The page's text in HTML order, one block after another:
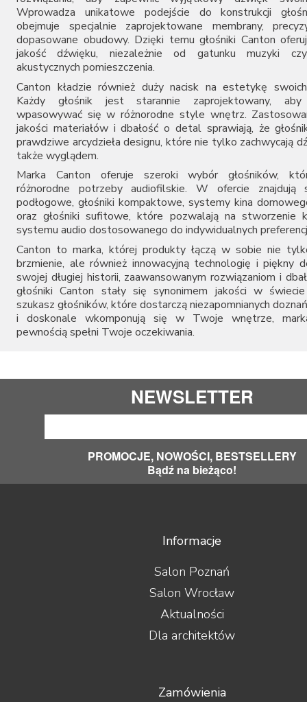
Wprowadza unikatowe podejście do konstrukcji
obejmuje specjalnie zaprojektowane membrany,
dopasowane obudowy. Dzięki temu głośniki Canton
jakość dźwięku, niezależnie od gatunku muzyki
akustycznych pomieszczenia.
Canton kładzie również duży nacisk na estetykę
Każdy głośnik jest starannie zaprojektowany, aby
wpasowywać się w różnorodne style wnętrz.
jakości materiałów i dbałość o detal sprawiają, że
prawdziwe arcydzieła designu, które nie tylko zachwycają
także wyglądem.
Marka Canton oferuje szeroki wybór głośników,
różnorodne potrzeby audiofilskie. W ofercie znajdują
podłogowe, głośniki kompaktowe, systemy kina
oraz głośniki sufitowe, które pozwalają na stworzenie
systemu audio dostosowanego do indywidualnych
Canton to marka, której produkty łączą w sobie nie
brzmienie, ale również innowacyjną technologię i piękny
swojej długiej historii, zaawansowanym rozwiązaniom i
głośniki Canton stały się synonimem jakości w
szukasz głośników, które dostarczą niezapomnianych
i doskonale wkomponują się w Twoje wnętrze,
pewnością spełni Twoje oczekiwania.
NEWSLETTER
PROMOCJE, NOWOŚCI, BESTSELLERY
Bądź na bieżąco!
Informacje
Salon Poznań
Salon Wrocław
Aktualności
Dla architektów
Zamówienia